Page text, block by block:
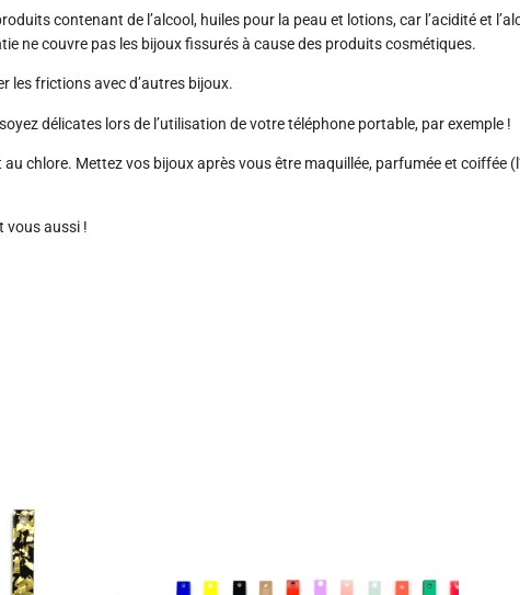
contenant de l’alcool, huiles pour la peau et lotions, car l’acidité et
ne couvre pas les bijoux fissurés à cause des produits cosmétiques.
les frictions avec d’autres bijoux.
délicates lors de l’utilisation de votre téléphone portable, par exemple !
chlore. Mettez vos bijoux après vous être maquillée, parfumée et coiffée
vous aussi !
fidélité.